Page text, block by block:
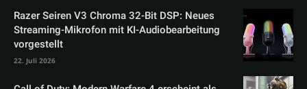
Razer Seiren V3 Chroma 32-Bit DSP: Neues
Streaming-Mikrofon mit KI-Audiobearbeitung
vorgestellt
22. Juli 2026